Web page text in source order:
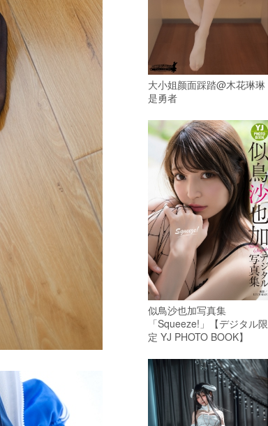
大小姐颜面踩踏@木花琳琳
是勇者
似鳥沙也加写真集
「Squeeze!」【デジタル限
定 YJ PHOTO BOOK】